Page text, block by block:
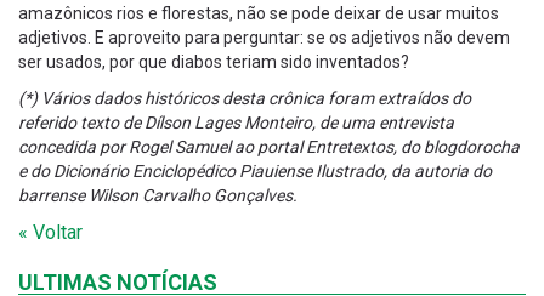
amazônicos rios e florestas, não se pode deixar de usar muitos
adjetivos. E aproveito para perguntar: se os adjetivos não devem
ser usados, por que diabos teriam sido inventados?
(*) Vários dados históricos desta crônica foram extraídos do
referido texto de Dílson Lages Monteiro, de uma entrevista
concedida por Rogel Samuel ao portal Entretextos, do blogdorocha
e do Dicionário Enciclopédico Piauiense Ilustrado, da autoria do
barrense Wilson Carvalho Gonçalves.
« Voltar
ULTIMAS NOTÍCIAS